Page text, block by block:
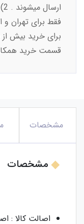
ارسال میشوند . 2) تحویل حضوری کالاهای
برای خرید بیش
قسمت خرید همکار
مشخصات
مشخصات
اصالت کالا :